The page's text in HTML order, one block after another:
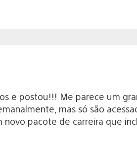
e postou!!! Me parece um
mas só são
novo pacote de carreira que